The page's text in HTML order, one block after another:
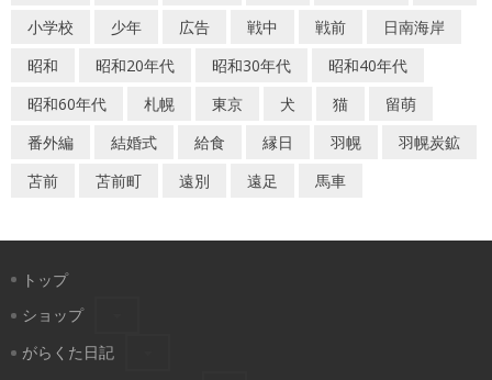
小学校
少年 広告 戦中 戦前
日南海岸
昭和
昭和20年代 昭和30年代
昭和40年代
昭和60年代
札幌 東京 犬 猫
留萌
番外編
結婚式 給食 縁日 羽幌
羽幌炭鉱
苫前
苫前町 遠別 遠足 馬車
トップ
ショップ
がらくた日記